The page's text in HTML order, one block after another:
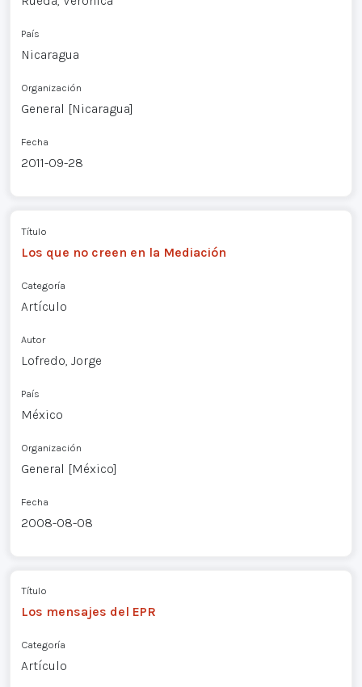
País
Nicaragua
Organización
General [Nicaragua]
Fecha
2011-09-28
Título
Los que no creen en la Mediación
Categoría
Artículo
Autor
Lofredo, Jorge
País
México
Organización
General [México]
Fecha
2008-08-08
Título
Los mensajes del EPR
Categoría
Artículo